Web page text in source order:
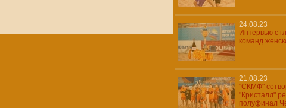
24.08.23
Интервью с
команд
21.08.23
"СКМФ"
"Кристалл"
полуфинал